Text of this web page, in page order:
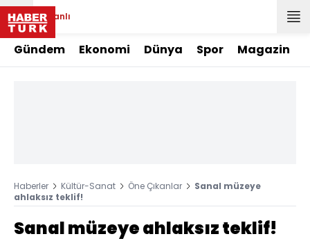
Canlı
Gündem Ekonomi Dünya Spor Magazin
Haberler Kültür-Sanat Öne Çıkanlar
Sanal müzeye
ahlaksız teklif!
Sanal müzeye ahlaksız teklif!